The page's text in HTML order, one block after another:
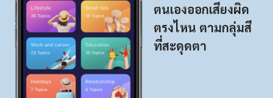
ตนเองออกเสียงผิด
ตรงไหน ตามกลุ่มสี
ที่สะดุดตา